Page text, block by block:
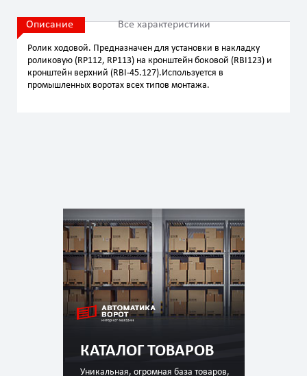
КАТАЛОГ ТОВАРОВ
Уникальная, огромная база товаров,
Описание Все характеристики
Ролик ходовой. Предназначен для установки в накладку
роликовую (RP112, RP113) на кронштейн боковой (RBI123) и
кронштейн верхний (RBI-45.127).Используется в
промышленных воротах всех типов монтажа.